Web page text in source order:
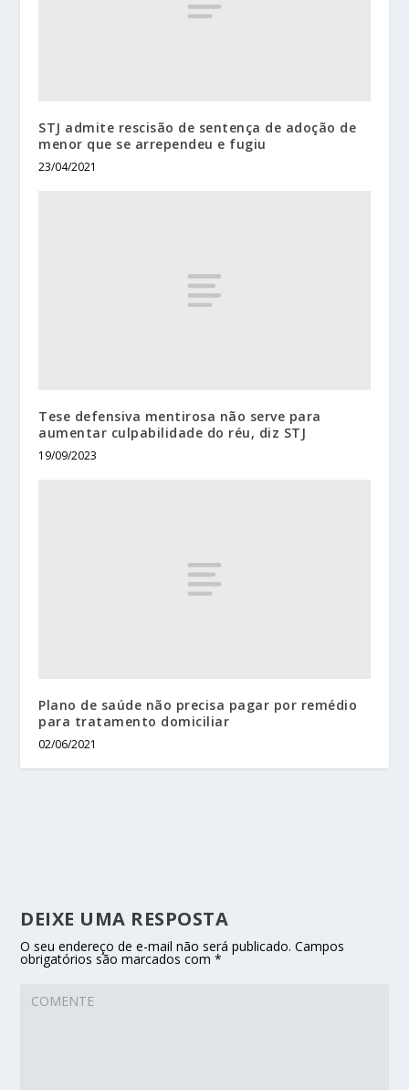
STJ admite rescisão de sentença de adoção de
menor que se arrependeu e fugiu
23/04/2021
Tese defensiva mentirosa não serve para
aumentar culpabilidade do réu, diz STJ
19/09/2023
Plano de saúde não precisa pagar por remédio
para tratamento domiciliar
02/06/2021
DEIXE UMA RESPOSTA
O seu endereço de e-mail não será publicado. Campos
obrigatórios são marcados com*